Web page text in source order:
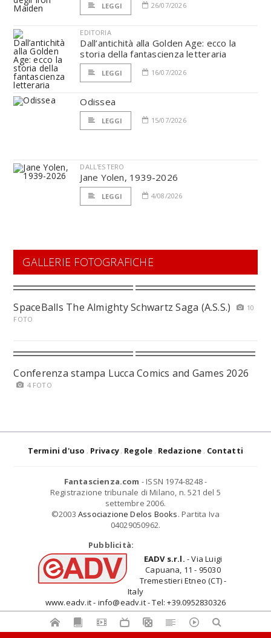
LEGGI 26/07/2026
EDITORIA
Dall’antichità alla Golden Age: ecco la
storia della fantascienza letteraria
LEGGI 16/07/2026
Odissea
LEGGI 15/07/2026
DALL'ESTERO
Jane Yolen, 1939-2026
LEGGI 4/08/2026
GALLERIE FOTOGRAFICHE
SpaceBalls The Almighty Schwartz Saga (A.S.S.)
10
FOTO
Conferenza stampa Lucca Comics and Games 2026
4 FOTO
Termini d'uso Privacy Regole Redazione Contatti
Fantascienza.com - ISSN 1974-8248 -
Registrazione tribunale di Milano, n. 521 del 5
settembre 2006.
©2003 Associazione Delos Books. Partita Iva
04029050962.
Pubblicità:
EADV s.r.l. - Via Luigi
Capuana, 11 - 95030
Tremestieri Etneo (CT) -
Italy
www.eadv.it - info@eadv.it - Tel: +39.0952830326